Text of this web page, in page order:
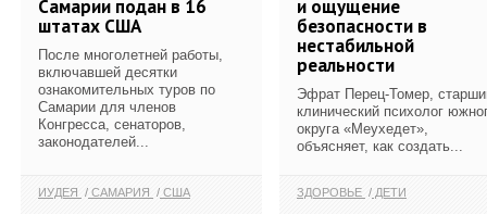
Самарии подан в 16
штатах США
После многолетней работы,
включавшей десятки
ознакомительных туров по
Самарии для членов
Конгресса, сенаторов,
законодателей...
ИУДЕЯ САМАРИЯ США
и ощущение
безопасности в
нестабильной
реальности
Эфрат Перец-Томер,
клинический психолог
округа «Меухедет»,
объясняет, как создать...
ЗДОРОВЬЕ ДЕТИ